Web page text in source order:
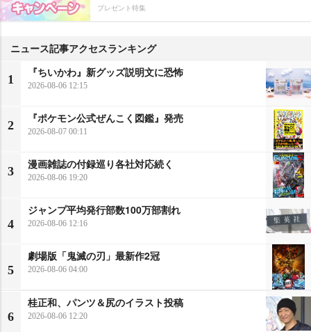
プレゼント特集
ニュース記事アクセスランキング
1
『ちいかわ』新グッズ説明文に恐怖
2026-08-06 12:15
2
『ポケモン公式ぜんこく図鑑』発売
2026-08-07 00:11
3
漫画雑誌の付録巡り各社対応続く
2026-08-06 19:20
4
ジャンプ平均発行部数100万部割れ
2026-08-06 12:16
5
劇場版「鬼滅の刃」最新作2冠
2026-08-06 04:00
6
桂正和、パンツ＆尻のイラスト投稿
2026-08-06 12:20